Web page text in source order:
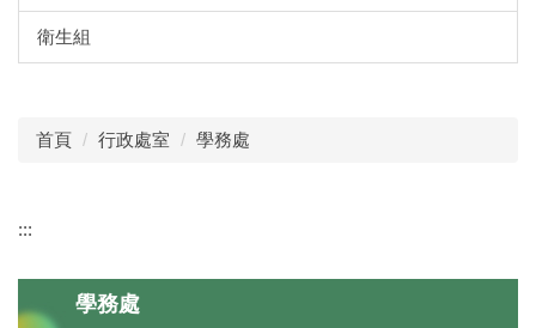
衛生組
首頁 行政處室 學務處
:::
學務處